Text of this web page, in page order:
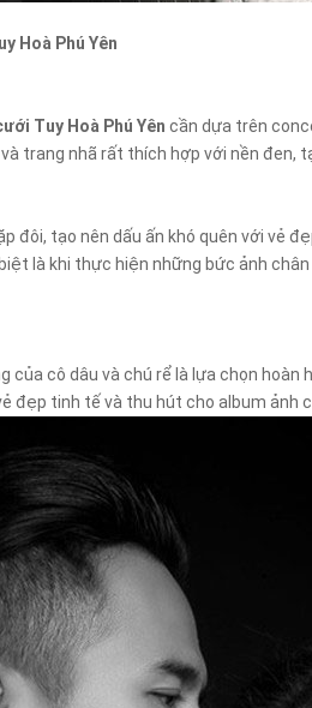
Hoà Phú Yên
Tuy Hoà Phú Yên cần dựa trên
trang nhã rất thích hợp với nền đen,
đôi, tạo nên dấu ấn khó quên với vẻ
là khi thực hiện những bức ảnh chân
của cô dâu và chú rể là lựa chọn hoàn
đẹp tinh tế và thu hút cho album ảnh